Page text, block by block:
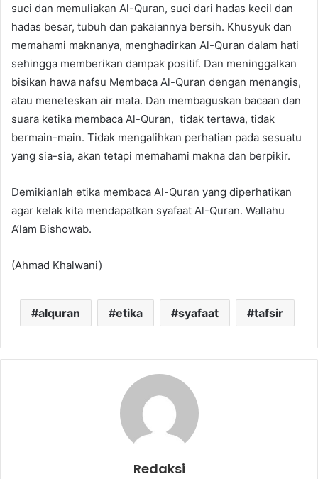
suci dan memuliakan Al-Quran, suci dari hadas kecil dan
hadas besar, tubuh dan pakaiannya bersih. Khusyuk dan
memahami maknanya, menghadirkan Al-Quran dalam hati
sehingga memberikan dampak positif. Dan meninggalkan
bisikan hawa nafsu Membaca Al-Quran dengan menangis,
atau meneteskan air mata. Dan membaguskan bacaan dan
suara ketika membaca Al-Quran, tidak tertawa, tidak
bermain-main. Tidak mengalihkan perhatian pada sesuatu
yang sia-sia, akan tetapi memahami makna dan berpikir.
Demikianlah etika membaca Al-Quran yang diperhatikan
agar kelak kita mendapatkan syafaat Al-Quran. Wallahu
A’lam Bishowab.
(Ahmad Khalwani)
alquran etika syafaat tafsir
Redaksi